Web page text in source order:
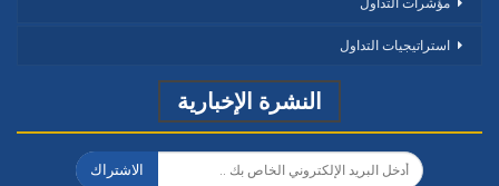
مؤشرات التداول
استراتيجيات التداول
النشرة الإخبارية
الاشتراك